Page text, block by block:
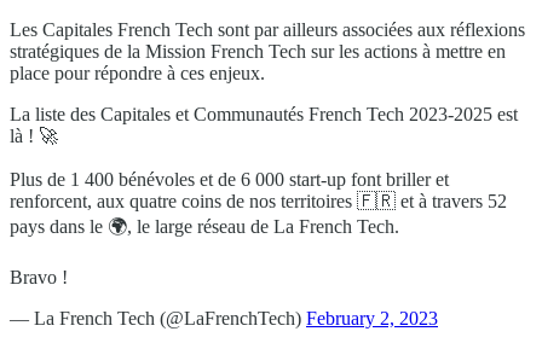
Les Capitales French Tech sont par ailleurs associées aux réflexions
stratégiques de la Mission French Tech sur les actions à mettre en
place pour répondre à ces enjeux.
La liste des Capitales et Communautés French Tech 2023-2025 est
là ! 🚀
Plus de 1 400 bénévoles et de 6 000 start-up font briller et
renforcent, aux quatre coins de nos territoires 🇫🇷 et à travers 52
pays dans le 🌍, le large réseau de La French Tech.
Bravo !
— La French Tech (@LaFrenchTech) February 2, 2023